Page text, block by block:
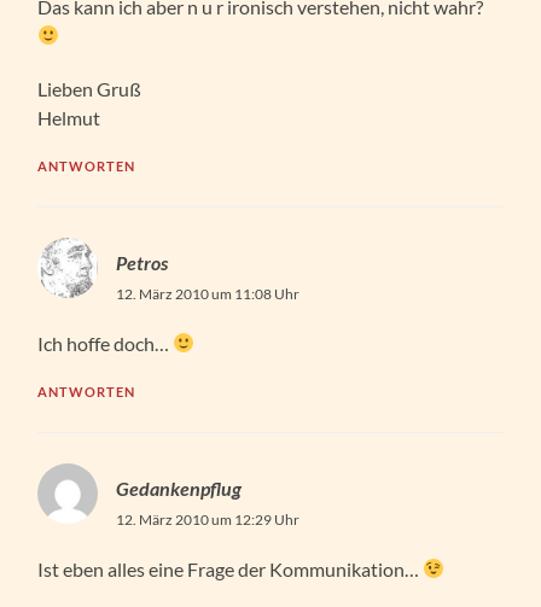
Das kann ich aber n u r ironisch verstehen, nicht wahr?
Lieben Gruß
Helmut
ANTWORTEN
Petros
12. März 2010 um 11:08 Uhr
Ich hoffe doch…
ANTWORTEN
Gedankenpflug
12. März 2010 um 12:29 Uhr
Ist eben alles eine Frage der Kommunikation…